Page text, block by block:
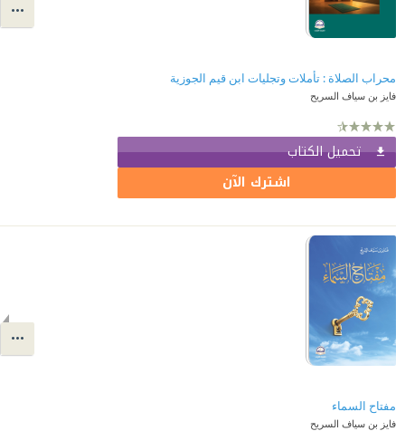
محراب الصلاة : تأملات وتجليات ابن قيم الجوزية
فايز بن سياف السريح
تحميل الكتاب
اشترك الآن
مفتاح السماء
فايز بن سياف السريح